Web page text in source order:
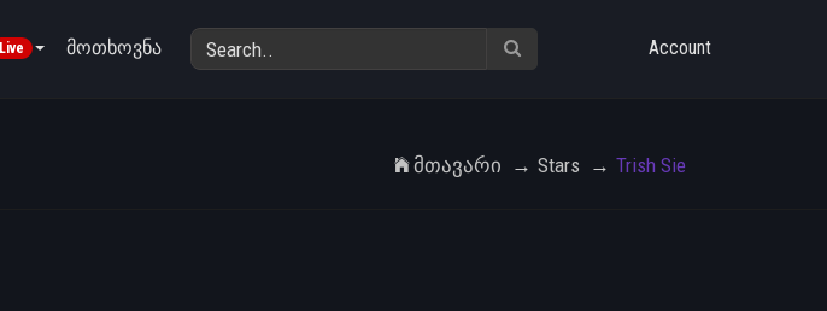
Live მოთხოვნა Account
Მთავარი Stars Trish Sie